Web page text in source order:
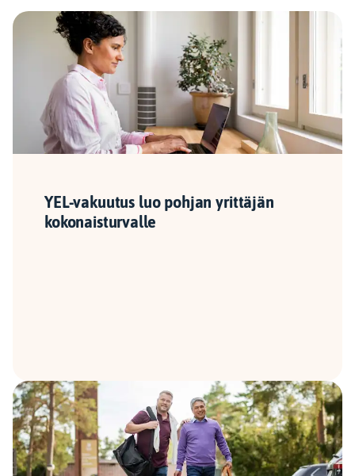
YEL-vakuutus luo pohjan yrittäjän
kokonaisturvalle